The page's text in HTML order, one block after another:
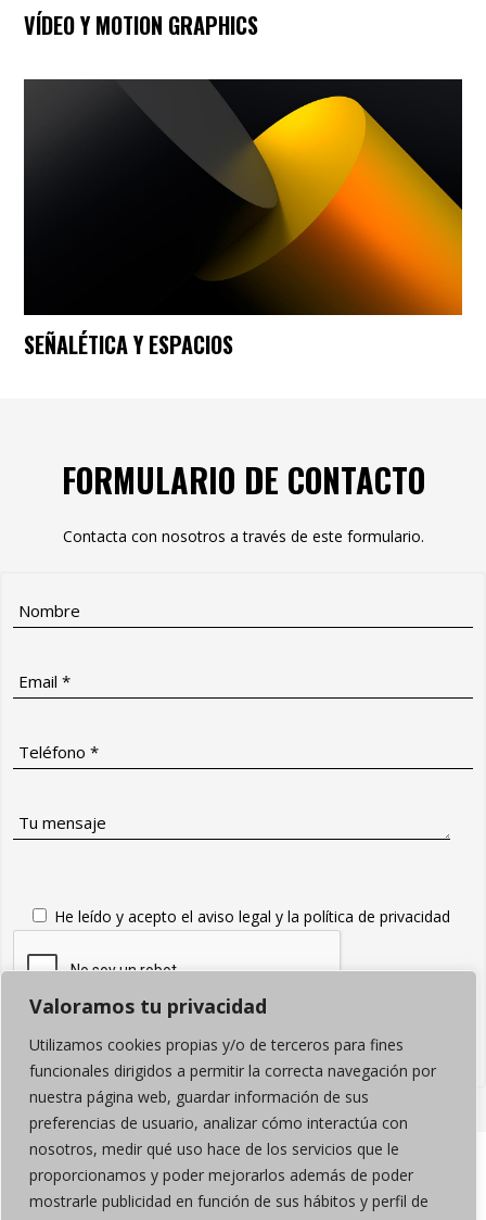
Valoramos tu privacidad
Utilizamos cookies propias y/o de terceros para fines
funcionales dirigidos a permitir la correcta navegación por
nuestra página web, guardar información de sus
preferencias de usuario, analizar cómo interactúa con
nosotros, medir qué uso hace de los servicios que le
proporcionamos y poder mejorarlos además de poder
mostrarle publicidad en función de sus hábitos y perfil de
VÍDEO Y MOTION GRAPHICS
SEÑALÉTICA Y ESPACIOS
FORMULARIO DE CONTACTO
Contacta con nosotros a través de este formulario.
He leído y acepto el aviso legal y la política de privacidad
ENVIAR